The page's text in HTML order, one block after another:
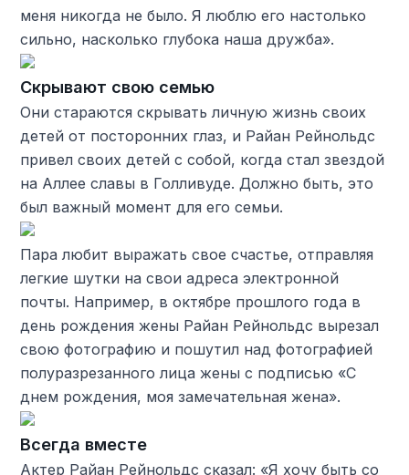
меня никогда не было. Я люблю его настолько
сильно, насколько глубока наша дружба».
Скрывают свою семью
Они стараются скрывать личную жизнь своих
детей от посторонних глаз, и Райан Рейнольдс
привел своих детей с собой, когда стал звездой
на Аллее славы в Голливуде. Должно быть, это
был важный момент для его семьи.
Пара любит выражать свое счастье, отправляя
легкие шутки на свои адреса электронной
почты. Например, в октябре прошлого года в
день рождения жены Райан Рейнольдс вырезал
свою фотографию и пошутил над фотографией
полуразрезанного лица жены с подписью «С
днем ​​рождения, моя замечательная жена».
Всегда вместе
Актер Райан Рейнольдс сказал: «Я хочу быть со